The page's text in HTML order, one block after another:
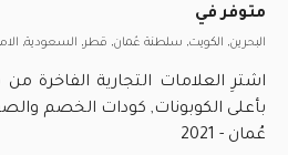
متوفر في
البحرين, الكويت, سلطنة عُمان, قطر, السعودية,
بأعلى الكوبونات, كودات الخصم
عُمان - 2021